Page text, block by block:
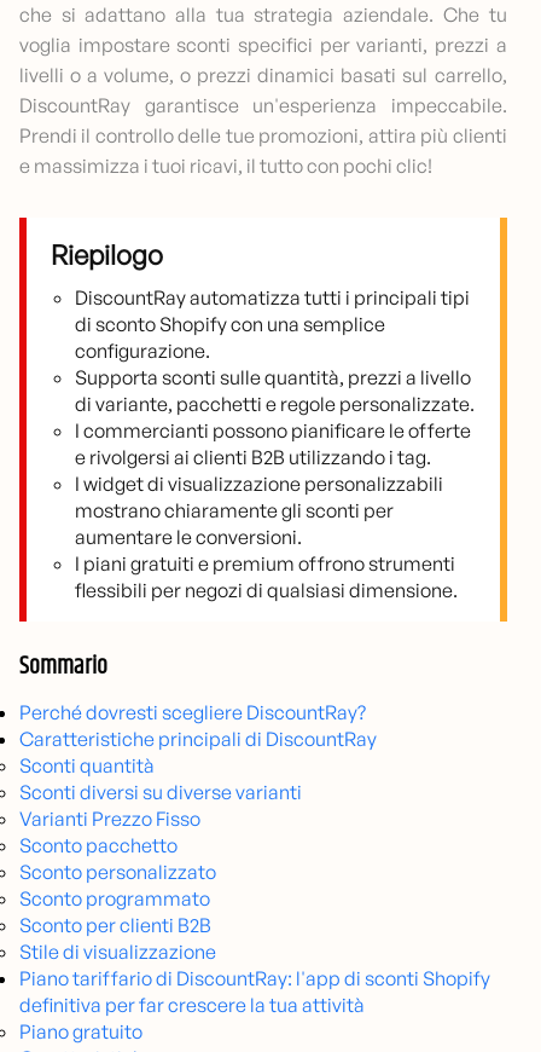
che si adattano alla tua strategia aziendale. Che tu
voglia impostare sconti specifici per varianti, prezzi a
livelli o a volume, o prezzi dinamici basati sul carrello,
DiscountRay garantisce un'esperienza impeccabile.
Prendi il controllo delle tue promozioni, attira più clienti
e massimizza i tuoi ricavi, il tutto con pochi clic!
Riepilogo
DiscountRay automatizza tutti i principali tipi
di sconto Shopify con una semplice
configurazione.
Supporta sconti sulle quantità, prezzi a livello
di variante, pacchetti e regole personalizzate.
I commercianti possono pianificare le offerte
e rivolgersi ai clienti B2B utilizzando i tag.
I widget di visualizzazione personalizzabili
mostrano chiaramente gli sconti per
aumentare le conversioni.
I piani gratuiti e premium offrono strumenti
flessibili per negozi di qualsiasi dimensione.
Sommario
Perché dovresti scegliere DiscountRay?
Caratteristiche principali di DiscountRay
Sconti quantità
Sconti diversi su diverse varianti
Varianti Prezzo Fisso
Sconto pacchetto
Sconto personalizzato
Sconto programmato
Sconto per clienti B2B
Stile di visualizzazione
Piano tariffario di DiscountRay: l'app di sconti Shopify
definitiva per far crescere la tua attività
Piano gratuito